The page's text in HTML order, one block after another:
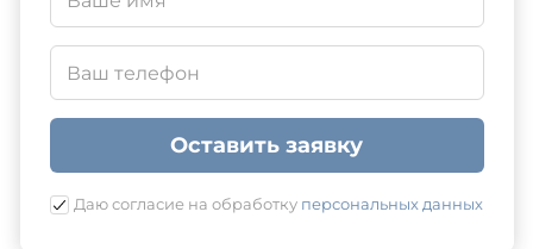
Оставить заявку
Даю согласие на обработку персональных данных